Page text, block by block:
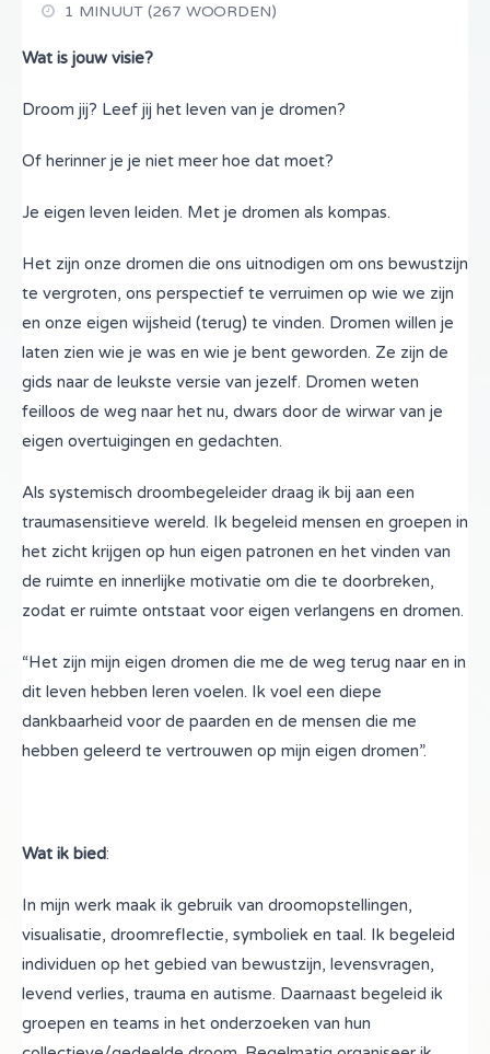
1 MINUUT (267 WOORDEN)
Wat is jouw visie?
Droom jij? Leef jij het leven van je dromen?
Of herinner je je niet meer hoe dat moet?
Je eigen leven leiden. Met je dromen als kompas.
Het zijn onze dromen die ons uitnodigen om ons bewustzijn
te vergroten, ons perspectief te verruimen op wie we zijn
en onze eigen wijsheid (terug) te vinden. Dromen willen je
laten zien wie je was en wie je bent geworden. Ze zijn de
gids naar de leukste versie van jezelf. Dromen weten
feilloos de weg naar het nu, dwars door de wirwar van je
eigen overtuigingen en gedachten.
Als systemisch droombegeleider draag ik bij aan een
traumasensitieve wereld. Ik begeleid mensen en groepen in
het zicht krijgen op hun eigen patronen en het vinden van
de ruimte en innerlijke motivatie om die te doorbreken,
zodat er ruimte ontstaat voor eigen verlangens en dromen.
“Het zijn mijn eigen dromen die me de weg terug naar en in
dit leven hebben leren voelen. Ik voel een diepe
dankbaarheid voor de paarden en de mensen die me
hebben geleerd te vertrouwen op mijn eigen dromen”.
Wat ik bied:
In mijn werk maak ik gebruik van droomopstellingen,
visualisatie, droomreflectie, symboliek en taal. Ik begeleid
individuen op het gebied van bewustzijn, levensvragen,
levend verlies, trauma en autisme. Daarnaast begeleid ik
groepen en teams in het onderzoeken van hun